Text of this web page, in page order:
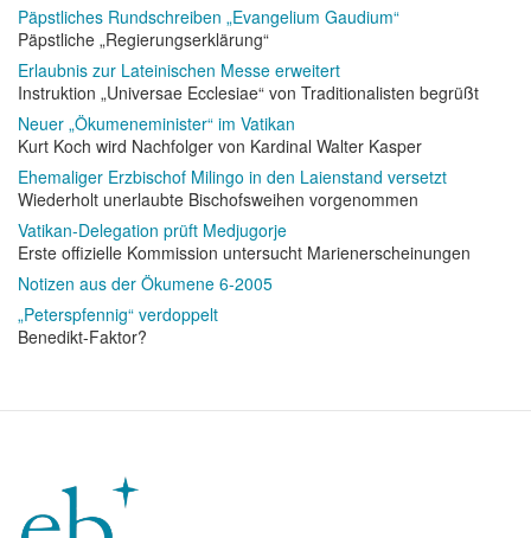
Päpstliches Rundschreiben „Evangelium Gaudium“
Päpstliche „Regierungserklärung“
Erlaubnis zur Lateinischen Messe erweitert
Instruktion „Universae Ecclesiae“ von Traditionalisten begrüßt
Neuer „Ökumeneminister“ im Vatikan
Kurt Koch wird Nachfolger von Kardinal Walter Kasper
Ehemaliger Erzbischof Milingo in den Laienstand versetzt
Wiederholt unerlaubte Bischofsweihen vorgenommen
Vatikan-Delegation prüft Medjugorje
Erste offizielle Kommission untersucht Marienerscheinungen
Notizen aus der Ökumene 6-2005
„Peterspfennig“ verdoppelt
Benedikt-Faktor?